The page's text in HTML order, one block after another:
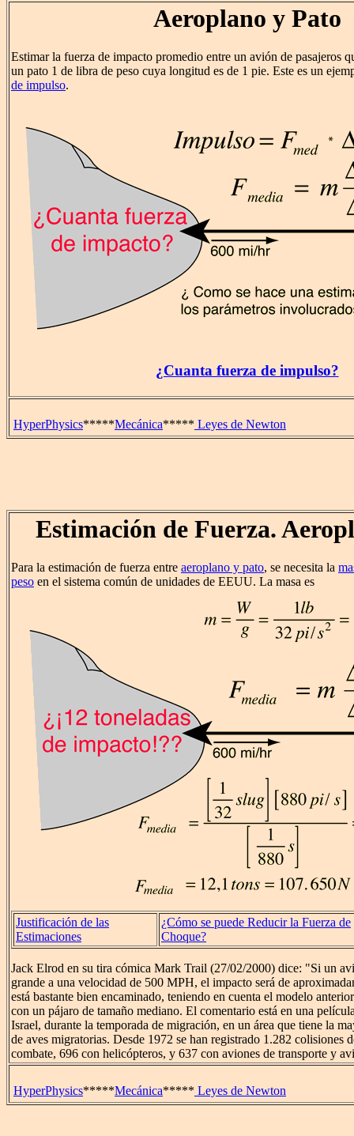
Aeroplano y Pato
Estimar la fuerza de impacto promedio entre un avión de pasajeros
un pato 1 de libra de peso cuya longitud es de 1 pie. Este es un
de impulso.
¿Cuanta fuerza de impulso?
HyperPhysics*****Mecánica***** Leyes de Newton
Estimación de Fuerza.
Para la estimación de fuerza entre aeroplano y pato, se necesita la
peso en el sistema común de unidades de EEUU. La masa es
Justificación de las
Estimaciones
¿Cómo se puede Reducir la Fuerza de
Choque?
Jack Elrod en su tira cómica Mark Trail (27/02/2000) dice: "Si un
grande a una velocidad de 500 MPH, el impacto será de
está bastante bien encaminado, teniendo en cuenta el modelo
con un pájaro de tamaño mediano. El comentario está en una
Israel, durante la temporada de migración, en un área que tiene la
de aves migratorias. Desde 1972 se han registrado 1.282 colisiones
combate, 696 con helicópteros, y 637 con aviones de transporte y
HyperPhysics*****Mecánica***** Leyes de Newton